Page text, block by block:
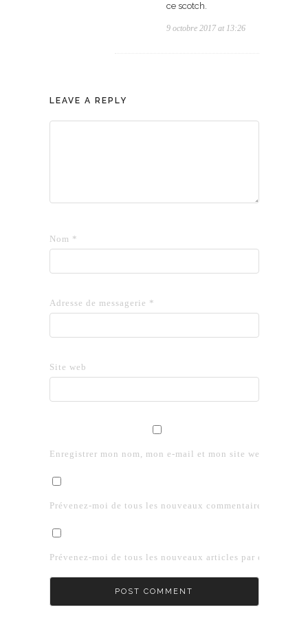
ce scotch.
9 octobre 2017 at 13:26
LEAVE A REPLY
Nom *
Adresse de messagerie *
Site web
Enregistrer mon nom, mon e-mail et mon site web dans le
Prévenez-moi de tous les nouveaux commentaires par e-
Prévenez-moi de tous les nouveaux articles par e-mail.